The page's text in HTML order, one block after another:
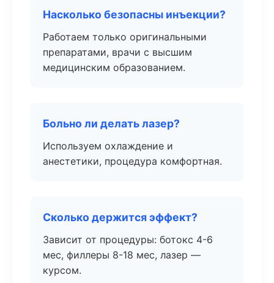
Насколько безопасны инъекции?
Работаем только оригинальными
препаратами, врачи с высшим
медицинским образованием.
Больно ли делать лазер?
Используем охлаждение и
анестетики, процедура комфортная.
Сколько держится эффект?
Зависит от процедуры: ботокс 4-6
мес, филлеры 8-18 мес, лазер —
курсом.